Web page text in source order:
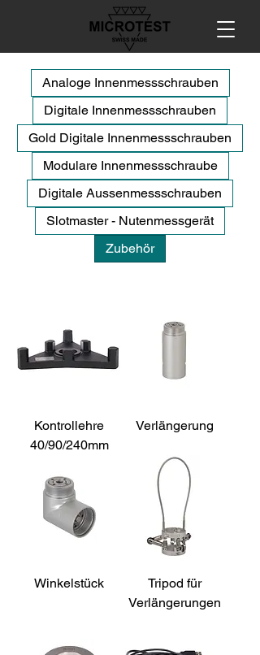
Analoge Innenmessschrauben
Digitale Innenmessschrauben
Gold Digitale Innenmessschrauben
Modulare Innenmessschraube
Digitale Aussenmessschrauben
Slotmaster - Nutenmessgerät
Zubehör
Kontrollehre
40/90/240mm
Verlängerung
Winkelstück
Tripod für
Verlängerungen